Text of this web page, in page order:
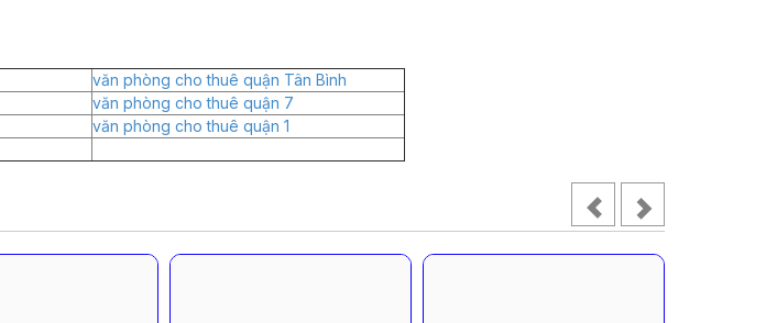
văn phòng cho thuê quận Tân Bình
văn phòng cho thuê quận 7
văn phòng cho thuê quận 1